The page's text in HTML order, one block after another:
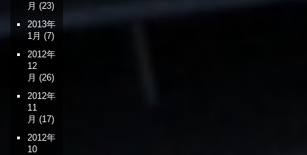
月 (23)
2013年
1月 (7)
2012年
12
月 (26)
2012年
11
月 (17)
2012年
10